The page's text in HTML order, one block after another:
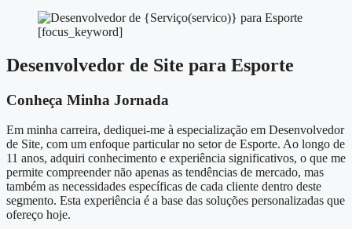
[focus_keyword]
Desenvolvedor de Site para Esporte
Conheça Minha Jornada
Em minha carreira, dediquei-me à especialização em Desenvolvedor
de Site, com um enfoque particular no setor de Esporte. Ao longo de
11 anos, adquiri conhecimento e experiência significativos, o que me
permite compreender não apenas as tendências de mercado, mas
também as necessidades específicas de cada cliente dentro deste
segmento. Esta experiência é a base das soluções personalizadas que
ofereço hoje.